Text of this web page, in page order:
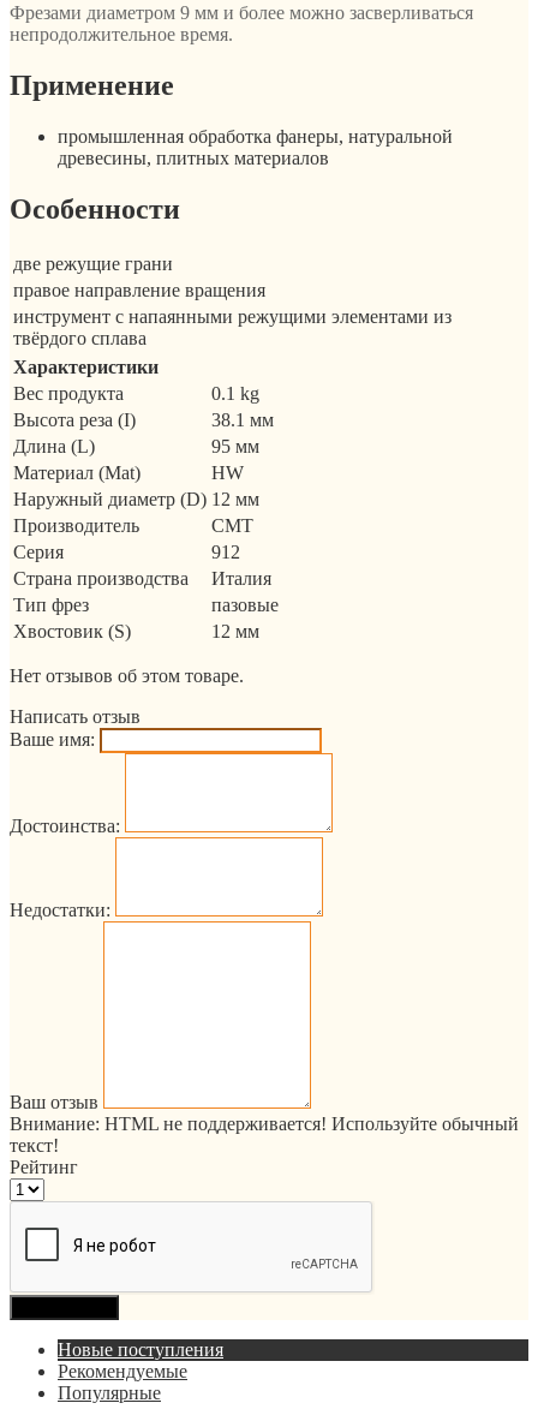
Фрезами диаметром 9 мм и более можно засверливаться
непродолжительное время.
Применение
промышленная обработка фанеры, натуральной
древесины, плитных материалов
Особенности
две режущие грани
правое направление вращения
инструмент с напаянными режущими элементами из
твёрдого сплава
Характеристики
Вес продукта
0.1 kg
Высота реза (I)
38.1 мм
Длина (L)
95 мм
Материал (Mat)
HW
Наружный диаметр (D) 12 мм
Производитель
CMT
Серия
912
Страна производства
Италия
Тип фрез
пазовые
Хвостовик (S)
12 мм
Нет отзывов об этом товаре.
Написать отзыв
Ваше имя:
Достоинства:
Недостатки:
Ваш отзыв
Внимание: HTML не поддерживается! Используйте обычный
текст!
Рейтинг
Новые поступления
Рекомендуемые
Популярные